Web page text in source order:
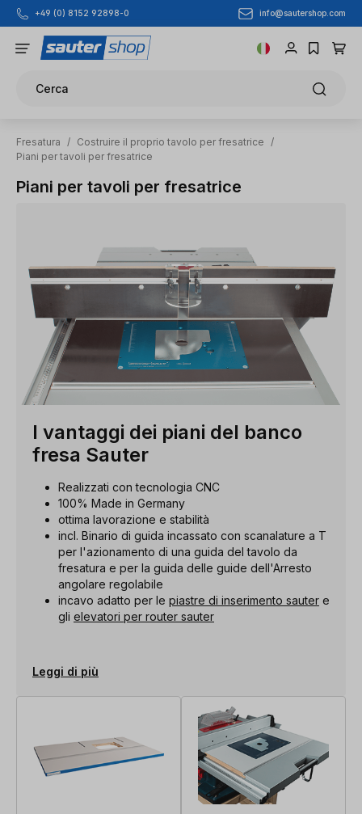
Passa al contenuto principale
+49 (0) 8152 92898-0 info@sautershop.com
Cerca
Fresatura / Costruire il proprio tavolo per fresatrice
/
Piani per tavoli per fresatrice
Piani per tavoli per fresatrice
I vantaggi dei piani del banco
fresa Sauter
Realizzati con tecnologia CNC
100% Made in Germany
ottima lavorazione e stabilità
incl. Binario di guida incassato con scanalature a T
per l'azionamento di una guida del tavolo da
fresatura e per la guida delle guide dell'Arresto
angolare regolabile
incavo adatto per le piastre di inserimento sauter e
gli elevatori per router sauter
Leggi di più